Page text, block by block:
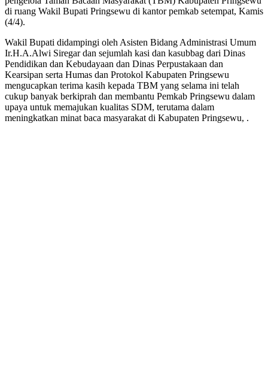
di ruang Wakil Bupati Pringsewu di kantor pemkab setempat, Kamis
(4/4).
Wakil Bupati didampingi oleh Asisten Bidang Administrasi Umum
Ir.H.A.Alwi Siregar dan sejumlah kasi dan kasubbag dari Dinas
Pendidikan dan Kebudayaan dan Dinas Perpustakaan dan
Kearsipan serta Humas dan Protokol Kabupaten Pringsewu
mengucapkan terima kasih kepada TBM yang selama ini telah
cukup banyak berkiprah dan membantu Pemkab Pringsewu dalam
upaya untuk memajukan kualitas SDM, terutama dalam
meningkatkan minat baca masyarakat di Kabupaten Pringsewu, .